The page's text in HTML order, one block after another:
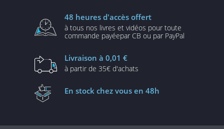
48 heures d'accès offert
à tous nos livres et vidéos pour toute
commande payéepar CB ou par PayPal
Livraison à 0,01 €
à partir de 35€ d'achats
En stock chez vous en 48h